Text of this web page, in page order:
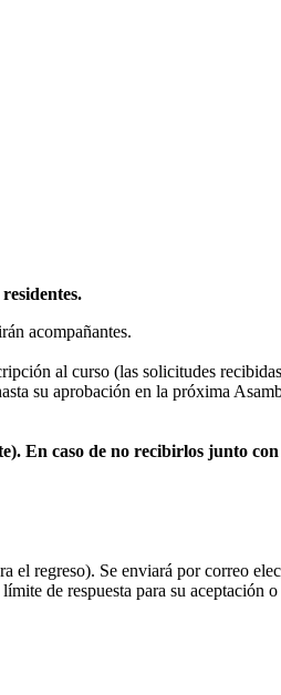
acompañantes.
al curso (las solicitudes
su aprobación en la próxima
En caso de no recibirlos junto
el regreso). Se enviará por correo
de respuesta para su aceptación